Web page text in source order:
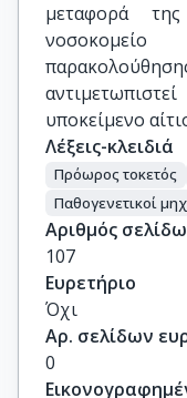
μεταφορά
υποκείμενο
Λέξεις-κλειδιά
Πρόωρος τοκετός
Παθογενετικοί
Αριθμός
107
Ευρετήριο
Όχι
Αρ. σελίδων
0